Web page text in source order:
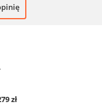
zł